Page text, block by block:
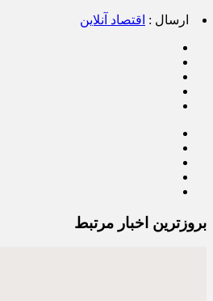
ارسال : اقتصاد آنلاین
بروزترین اخبار مرتبط